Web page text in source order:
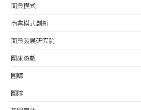
商業模式
商業模式創新
商業發展研究院
團康遊戲
團購
團隊